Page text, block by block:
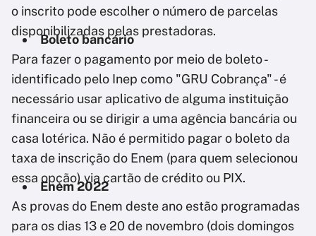
o inscrito pode escolher o número de parcelas
disponibilizadas pelas prestadoras.
Boleto bancário
Para fazer o pagamento por meio de boleto -
identificado pelo Inep como "GRU Cobrança" - é
necessário usar aplicativo de alguma instituição
financeira ou se dirigir a uma agência bancária ou
casa lotérica. Não é permitido pagar o boleto da
taxa de inscrição do Enem (para quem selecionou
essa opção) via cartão de crédito ou PIX.
Enem 2022
As provas do Enem deste ano estão programadas
para os dias 13 e 20 de novembro (dois domingos